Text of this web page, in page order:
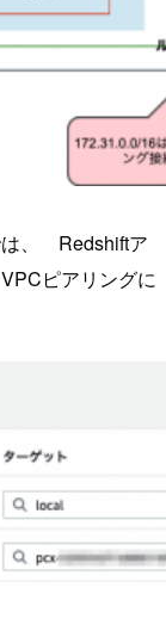
は、 Redshiftア
ピアリングに